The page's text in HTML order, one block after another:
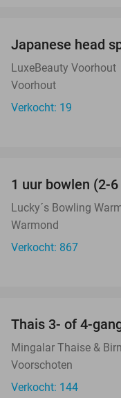
Japanese head
LuxeBeauty Voorhout
Voorhout
Verkocht: 19
1 uur bowlen (2-
Lucky´s Bowling
Warmond
Verkocht: 867
Thais 3- of 4-
Mingalar Thaise &
Voorschoten
Verkocht: 144